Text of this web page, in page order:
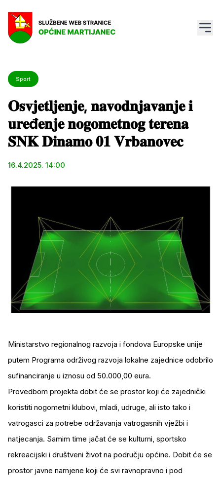
Sport
𝐎𝐬𝐯𝐣𝐞𝐭𝐥𝐣𝐞𝐧𝐣𝐞, 𝐧𝐚𝐯𝐨𝐝𝐧𝐣𝐚𝐯𝐚𝐧𝐣𝐞 𝐢
𝐮𝐫𝐞đ𝐞𝐧𝐣𝐞 𝐧𝐨𝐠𝐨𝐦𝐞𝐭𝐧𝐨𝐠 𝐭𝐞𝐫𝐞𝐧𝐚
𝐒̌𝐍𝐊 𝐃𝐢𝐧𝐚𝐦𝐨 𝟎𝟏 𝐕𝐫𝐛𝐚𝐧𝐨𝐯𝐞𝐜
16.4.2025. 14:00
Ministarstvo regionalnog razvoja i fondova Europske unije
putem Programa održivog razvoja lokalne zajednice odobrilo
sufinanciranje u iznosu od 50.000,00 eura.
Provedbom projekta dobit će se prostor koji će zajednički
koristiti nogometni klubovi, mladi, udruge, ali isto tako i
vatrogasci za potrebe održavanja vatrogasnih vježbi i
natjecanja. Samim time jačat će se kulturni, sportsko
rekreacijski i društveni život na području općine. Dobit će se
prostor javne namjene koji će svi ravnopravno i pod